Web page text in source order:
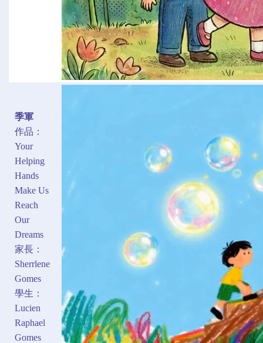
季軍
作品：
Your
Helping
Hands
Make Us
Reach
Our
Dreams
家長：
Sherrlene
Gomes
學生：
Lucien
Raphael
Gomes